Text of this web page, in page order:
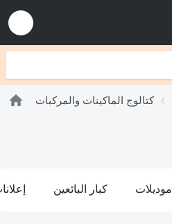
كتالوج الماكينات والمركبات
موديلات كبار البائعين